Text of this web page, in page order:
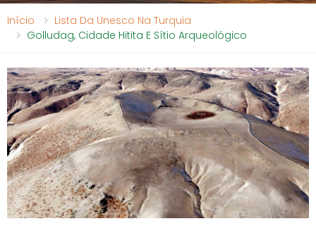
Início
Lista Da Unesco Na Turquia
Golludag, Cidade Hitita E Sítio Arqueológico